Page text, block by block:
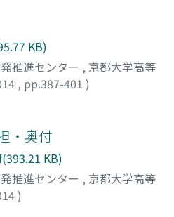
KB)
推進センター , 京都大学高等
, pp.387-401 )
・奥付
KB)
推進センター , 京都大学高等
)